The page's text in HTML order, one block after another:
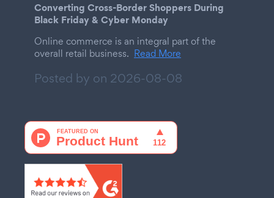
Converting Cross-Border Shoppers During
Black Friday & Cyber Monday
Online commerce is an integral part of the
overall retail business. Read More
Posted by on 2026-08-08